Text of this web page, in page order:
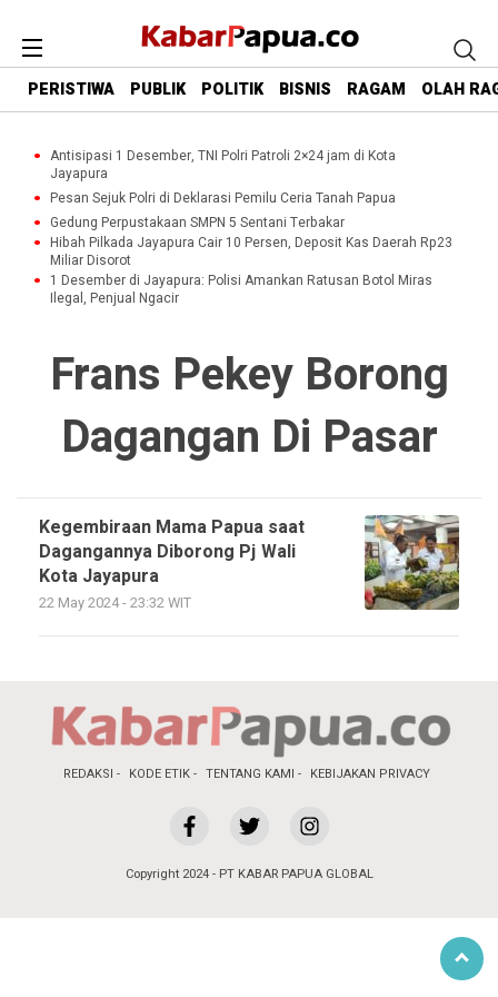
PERISTIWA PUBLIK POLITIK BISNIS RAGAM OLAH
Antisipasi 1 Desember, TNI Polri Patroli 2×24 jam di Kota
Jayapura
Pesan Sejuk Polri di Deklarasi Pemilu Ceria Tanah Papua
Gedung Perpustakaan SMPN 5 Sentani Terbakar
Hibah Pilkada Jayapura Cair 10 Persen, Deposit Kas Daerah Rp23
Miliar Disorot
1 Desember di Jayapura: Polisi Amankan Ratusan Botol Miras
Ilegal, Penjual Ngacir
Frans Pekey Borong
Dagangan Di Pasar
Kegembiraan Mama Papua saat
Dagangannya Diborong Pj Wali
Kota Jayapura
22 May 2024 - 23:32 WIT
REDAKSI KODE ETIK TENTANG KAMI KEBIJAKAN PRIVACY
Copyright 2024 - PT KABAR PAPUA GLOBAL